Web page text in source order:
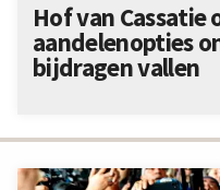
Hof van
aandelenopties
bijdragen vallen